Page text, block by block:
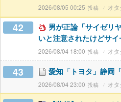
2026/08/05 00:25 オタ
42
男が正論「サイゼリ
いと注意されたけどサイ
2026/08/04 18:00 オタ
43 愛知「トヨタ」静岡
2026/08/04 23:00 オタ